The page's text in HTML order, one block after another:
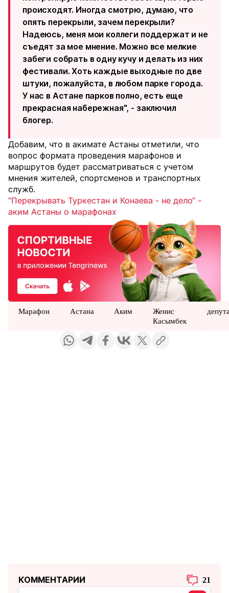
происходят. Иногда смотрю, думаю, что
опять перекрыли, зачем перекрыли?
Надеюсь, меня мои коллеги поддержат и не
съедят за мое мнение. Можно все мелкие
забеги собрать в одну кучу и делать из них
фестивали. Хоть каждые выходные по две
штуки, пожалуйста, в любом парке города.
У нас в Астане парков полно, есть еще
прекрасная набережная", - заключил
блогер.
Добавим, что в акимате Астаны отметили, что
вопрос формата проведения марафонов и
маршрутов будет рассматриваться с учетом
мнения жителей, спортсменов и транспортных
служб.
“Перекрывать Туркестан и Конаева - не дело“ -
аким Астаны о марафонах
Марафон Астана Аким
Женис
Касымбек
КОММЕНТАРИИ 21